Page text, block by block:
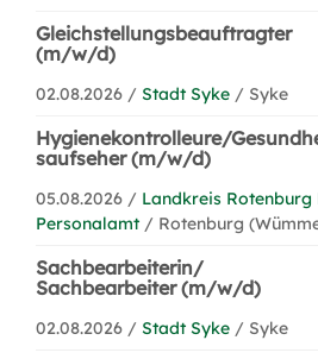
Gleichstellungsbeauftragter
(m/w/d)
02.08.2026 / Stadt Syke / Syke
Hygienekontrolleure/
saufseher (m/w/d)
05.08.2026 / Landkreis Rotenburg
Personalamt / Rotenburg
Sachbearbeiterin/
Sachbearbeiter (m/w/d)
02.08.2026 / Stadt Syke / Syke